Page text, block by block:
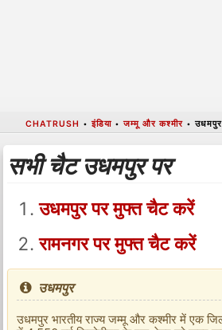
CHATRUSH •इंडिया•जम्मू और कश्मीर•उधमपुर
सभी चैट उधमपुर पर
उधमपुर पर मुफ्त चैट करें
रामनगर पर मुफ्त चैट करें
उधमपुर
उधमपुर भारतीय राज्य जम्मू और कश्मीर में एक